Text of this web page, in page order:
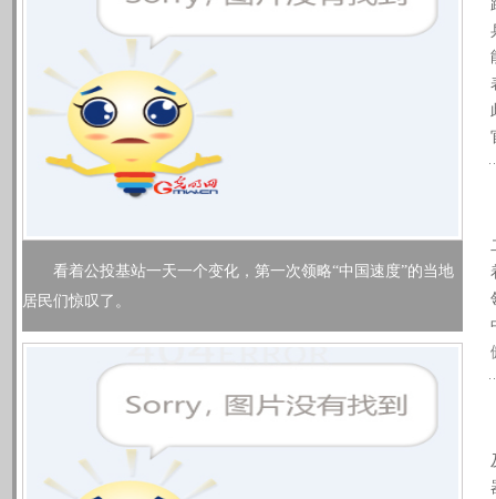
看着公投基站一天一个变化，第一次领略“中国速度”的当地
居民们惊叹了。